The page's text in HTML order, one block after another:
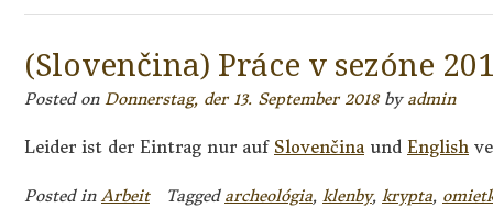
(Slovenčina) Práce v sezóne
Posted on Donnerstag, der 13. September 2018by admin
Leider ist der Eintrag nur auf Slovenčina und English
Posted inArbeit Tagged archeológia, klenby, krypta,